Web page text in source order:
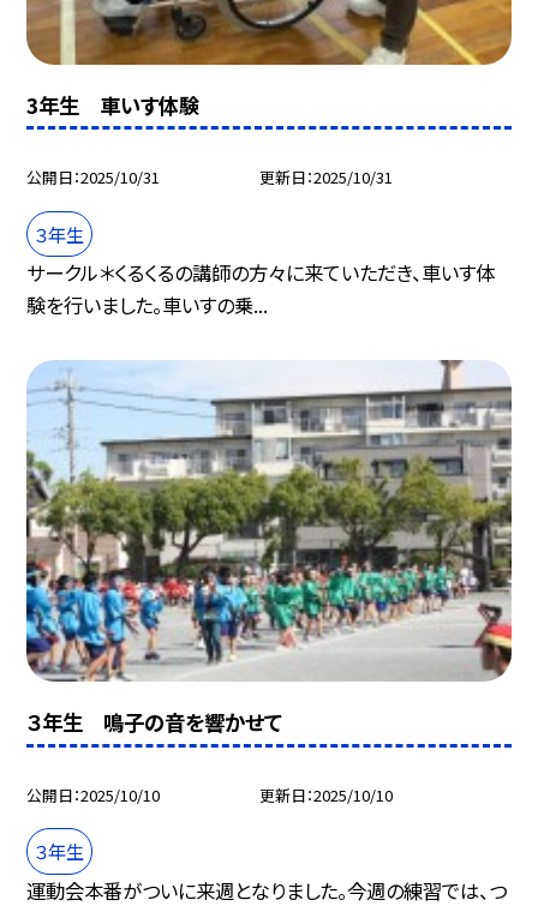
3年生 車いす体験
公開日 2025/10/31 更新日 2025/10/31
３年生
サークル＊くるくるの講師の方々に来ていただき、車いす体
験を行いました。車いすの乗...
３年生 鳴子の音を響かせて
公開日 2025/10/10 更新日 2025/10/10
３年生
運動会本番がついに来週となりました。今週の練習では、つ